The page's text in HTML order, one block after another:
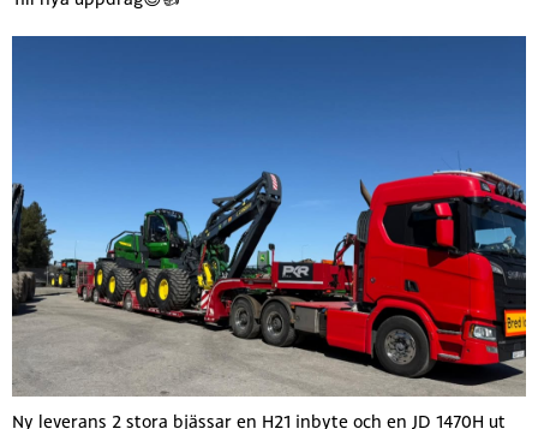
Ny leverans 2 stora bjässar en H21 inbyte och en JD 1470H ut